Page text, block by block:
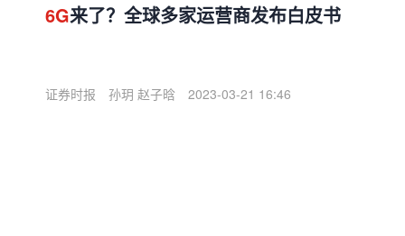
6G来了？全球多家运营商发布白皮书
证券时报 孙玥 赵子晗 2023-03-21 16:46